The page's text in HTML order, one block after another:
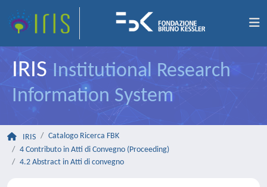
IRIS Institutional Research
Information System
IRIS
Catalogo Ricerca FBK
4 Contributo in Atti di Convegno (Proceeding)
4.2 Abstract in Atti di convegno